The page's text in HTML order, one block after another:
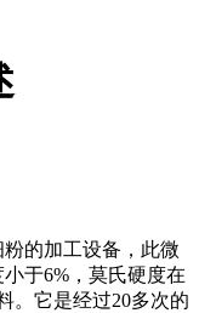
的加工设备，此微
于6%，莫氏硬度在
。它是经过20多次的